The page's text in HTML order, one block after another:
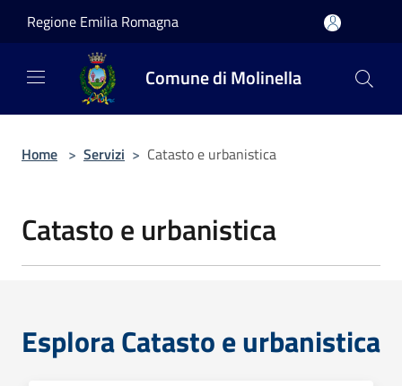
Regione Emilia Romagna
Comune di Molinella
Home > Servizi > Catasto e urbanistica
Catasto e urbanistica
Esplora Catasto e urbanistica